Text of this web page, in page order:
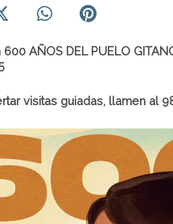
AÑOS DEL PUELO
visitas guiadas, llamen al